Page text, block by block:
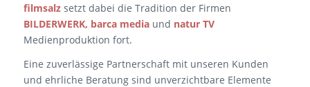
filmsalzsetzt dabei die Tradition der Firmen
BILDERWERK, barca media und natur TV
Medienproduktion fort.
Eine zuverlässige Partnerschaft mit unseren Kunden
und ehrliche Beratung sind unverzichtbare Elemente